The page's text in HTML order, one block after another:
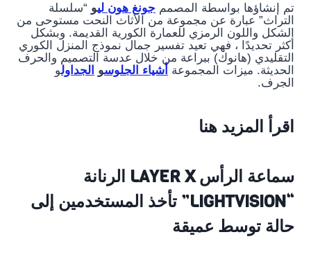
تم إنشاؤها بواسطة المصمم جونغ هون ليو “سلسلة
التراث” عبارة عن مجموعة من الأثاث النحت مستوحى من
الشكل واللون الرمزي للعمارة الكورية القديمة. وبشكل
أكثر تحديدًا ، فهي تعيد تفسير جمال نموذج المنزل الكوري
التقليدي (هانوك) ببراعة من خلال عدسة التصميم والحرف
الحديثة. ميزات المجموعة أشياء الجلوسو الجداولو
الجرف.
اقرأ المزيد هنا
سماعة الرأس LAYER X الرنانة
“LIGHTVISION” تأخذ المستخدمين إلى
حالة توسط عميقة